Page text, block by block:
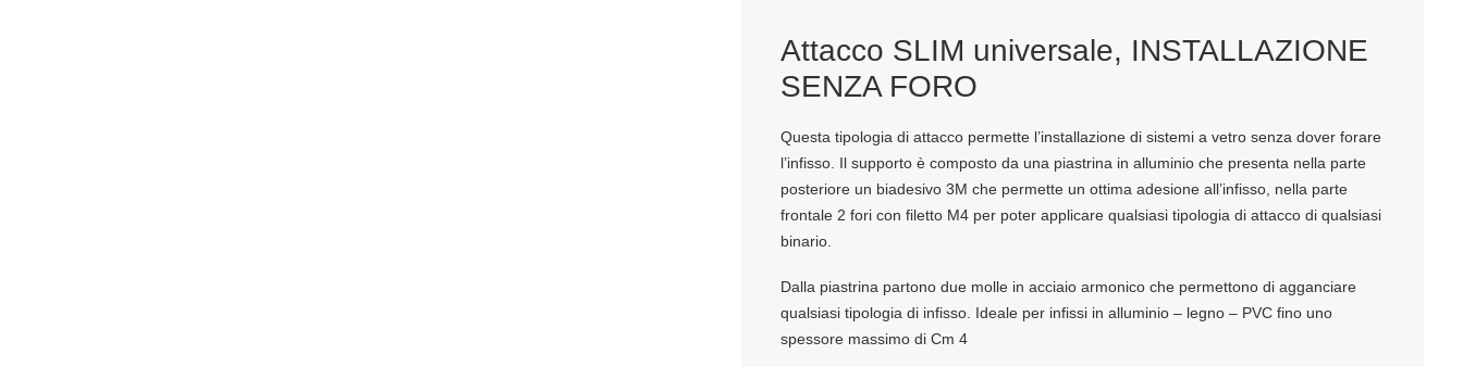
Attacco SLIM universale, INSTALLAZIONE
SENZA FORO
Questa tipologia di attacco permette l’installazione di sistemi a vetro senza dover forare
l’infisso. Il supporto è composto da una piastrina in alluminio che presenta nella parte
posteriore un biadesivo 3M che permette un ottima adesione all’infisso, nella parte
frontale 2 fori con filetto M4 per poter applicare qualsiasi tipologia di attacco di qualsiasi
binario.
Dalla piastrina partono due molle in acciaio armonico che permettono di agganciare
qualsiasi tipologia di infisso. Ideale per infissi in alluminio – legno – PVC fino uno
spessore massimo di Cm 4